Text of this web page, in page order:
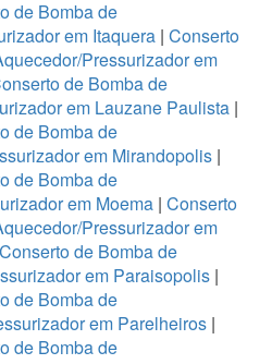
de Bomba de
em Itaquera | Conserto
Pressurizador em
de Bomba de
em Lauzane Paulista |
de Bomba de
em Mirandopolis|
de Bomba de
em Moema| Conserto
Pressurizador em
Conserto de Bomba de
em Paraisopolis |
de Bomba de
em Parelheiros|
de Bomba de